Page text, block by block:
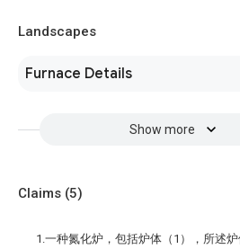
Landscapes
Furnace Details
Show more
Claims (5)
1.一种氮化炉，包括炉体（1），所述